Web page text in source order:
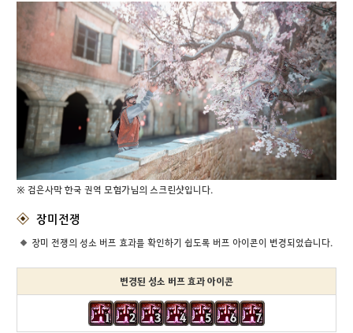
※ 검은사막 한국 권역 모험가님의 스크린샷입니다.
장미전쟁
장미 전쟁의 성소 버프 효과를 확인하기 쉽도록 버프 아이콘이 변경되었습니다.
변경된 성소 버프 효과 아이콘